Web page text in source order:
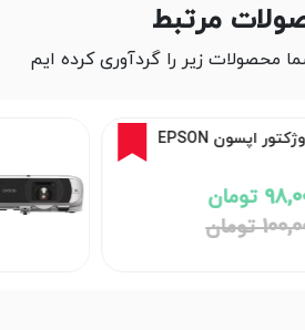
مرتبط
محصولات زیر را گردآوری کرده ایم
ویدئوپروژکتور اپسون EPSON
تومان
تومان